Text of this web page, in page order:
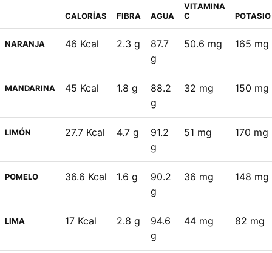
CALORÍAS FIBRA AGUA
VITAMINA
C
POTASIO
NARANJA 46 Kcal 2.3 g
87.7
g
50.6 mg 165 mg
MANDARINA 45 Kcal 1.8 g
88.2
g
32 mg 150 mg
LIMÓN 27.7 Kcal 4.7 g
91.2
g
51 mg 170 mg
POMELO 36.6 Kcal 1.6 g
90.2
g
36 mg 148 mg
LIMA 17 Kcal 2.8 g
94.6
g
44 mg 82 mg